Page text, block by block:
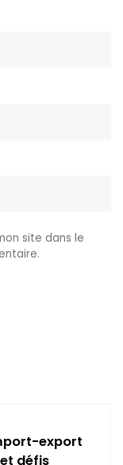
site dans le
export
défis